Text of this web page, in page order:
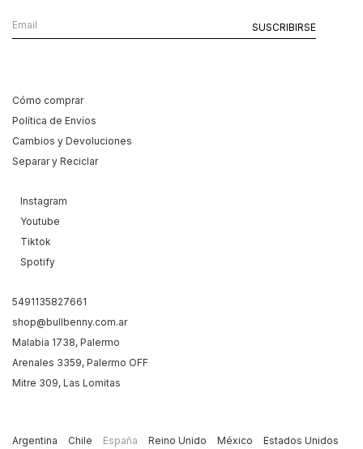
Cómo comprar
Política de Envíos
Cambios y Devoluciones
Separar y Reciclar
Instagram
Youtube
Tiktok
Spotify
5491135827661
shop@bullbenny.com.ar
Malabia 1738, Palermo
Arenales 3359, Palermo OFF
Mitre 309, Las Lomitas
Argentina Chile España Reino Unido México
Estados Unidos